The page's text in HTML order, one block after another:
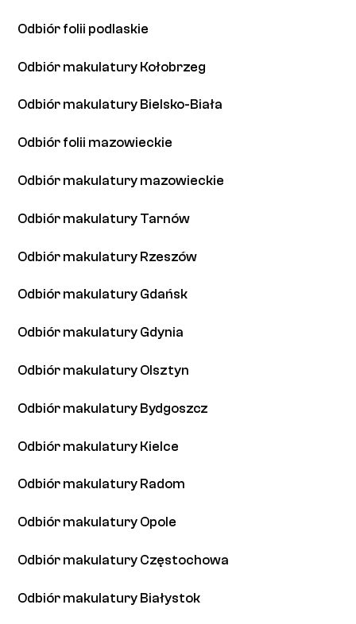
Odbiór folii podlaskie
Odbiór makulatury Kołobrzeg
Odbiór makulatury Bielsko-Biała
Odbiór folii mazowieckie
Odbiór makulatury mazowieckie
Odbiór makulatury Tarnów
Odbiór makulatury Rzeszów
Odbiór makulatury Gdańsk
Odbiór makulatury Gdynia
Odbiór makulatury Olsztyn
Odbiór makulatury Bydgoszcz
Odbiór makulatury Kielce
Odbiór makulatury Radom
Odbiór makulatury Opole
Odbiór makulatury Częstochowa
Odbiór makulatury Białystok